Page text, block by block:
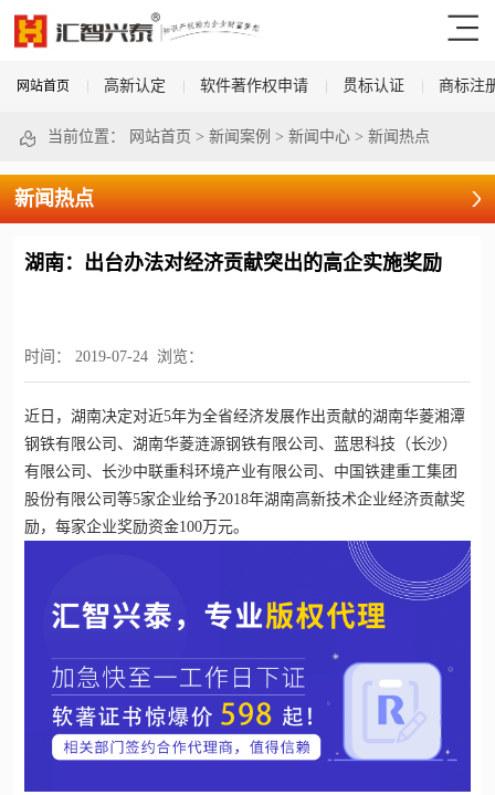
网站首页 高新认定 软件著作权申请 贯标认证 商标注
当前位置： 网站首页 > 新闻案例 > 新闻中心> 新闻热点
新闻热点
湖南：出台办法对经济贡献突出的高企实施奖励
时间： 2019-07-24 浏览：
近日，湖南决定对近5年为全省经济发展作出贡献的湖南华菱湘潭
钢铁有限公司、湖南华菱涟源钢铁有限公司、蓝思科技（长沙）
有限公司、长沙中联重科环境产业有限公司、中国铁建重工集团
股份有限公司等5家企业给予2018年湖南高新技术企业经济贡献奖
励，每家企业奖励资金100万元。